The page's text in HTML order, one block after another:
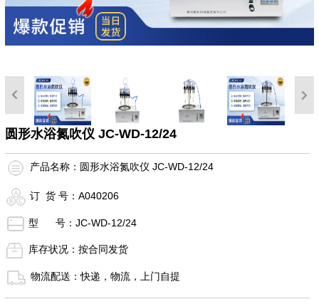
圆形水浴氮吹仪 JC-WD-12/24
产品名称：圆形水浴氮吹仪 JC-WD-12/24
订 货 号：A040206
型 号：JC-WD-12/24
库存状况：按合同发货
物流配送：快递，物流，上门自提